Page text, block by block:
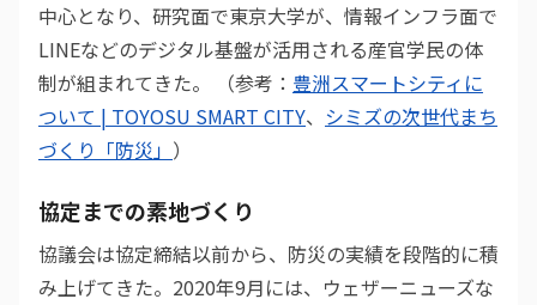
中心となり、研究面で東京大学が、情報インフラ面で
LINEなどのデジタル基盤が活用される産官学民の体
制が組まれてきた。 （参考： 豊洲スマートシティに
ついて | TOYOSU SMART CITY、 シミズの次世代まち
づくり「防災」 ）
協定までの素地づくり
協議会は協定締結以前から、防災の実績を段階的に積
み上げてきた。2020年9月には、ウェザーニューズな